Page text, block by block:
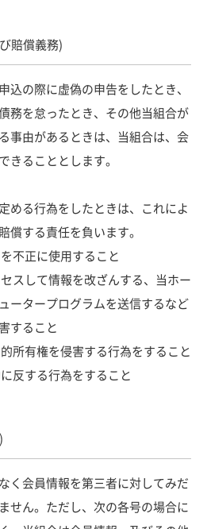
賠償義務)
込の際に虚偽の申告をしたとき、
務を怠ったとき、その他当組合が
事由があるときは、当組合は、会
きることとします。
める行為をしたときは、これによ
償する責任を負います。
不正に使用すること
スして情報を改ざんする、当ホー
ータープログラムを送信するなど
すること
所有権を侵害する行為をすること
反する行為をすること
く会員情報を第三者に対してみだ
せん。ただし、次の各号の場合に